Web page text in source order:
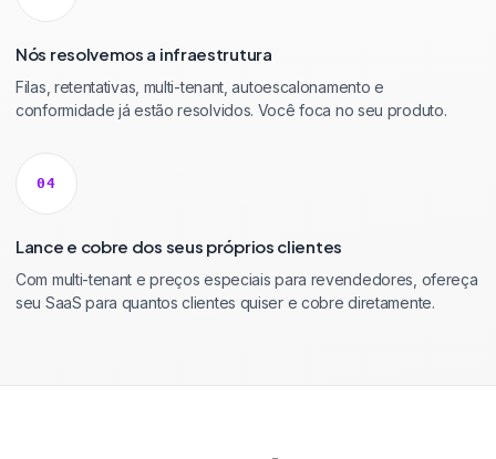
Nós resolvemos a infraestrutura
Filas, retentativas, multi-tenant, autoescalonamento e
conformidade já estão resolvidos. Você foca no seu produto.
04
Lance e cobre dos seus próprios clientes
Com multi-tenant e preços especiais para revendedores, ofereça
seu SaaS para quantos clientes quiser e cobre diretamente.